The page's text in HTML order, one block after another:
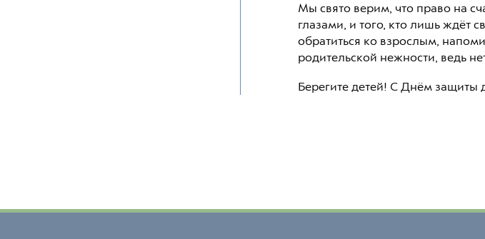
Мы свято верим, что право на
глазами, и того, кто лишь ждёт
обратиться ко взрослым,
родительской нежности, ведь
Берегите детей! С Днём защиты